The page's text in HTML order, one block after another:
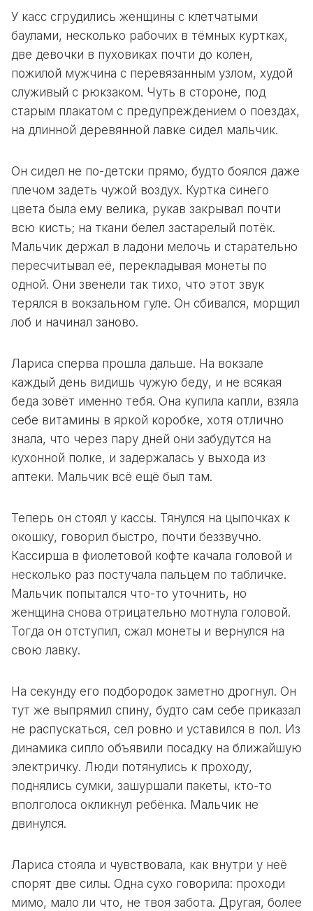
У касс сгрудились женщины с клетчатыми
баулами, несколько рабочих в тёмных куртках,
две девочки в пуховиках почти до колен,
пожилой мужчина с перевязанным узлом, худой
служивый с рюкзаком. Чуть в стороне, под
старым плакатом с предупреждением о поездах,
на длинной деревянной лавке сидел мальчик.
Он сидел не по-детски прямо, будто боялся даже
плечом задеть чужой воздух. Куртка синего
цвета была ему велика, рукав закрывал почти
всю кисть; на ткани белел застарелый потёк.
Мальчик держал в ладони мелочь и старательно
пересчитывал её, перекладывая монеты по
одной. Они звенели так тихо, что этот звук
терялся в вокзальном гуле. Он сбивался, морщил
лоб и начинал заново.
Лариса сперва прошла дальше. На вокзале
каждый день видишь чужую беду, и не всякая
беда зовёт именно тебя. Она купила капли, взяла
себе витамины в яркой коробке, хотя отлично
знала, что через пару дней они забудутся на
кухонной полке, и задержалась у выхода из
аптеки. Мальчик всё ещё был там.
Теперь он стоял у кассы. Тянулся на цыпочках к
окошку, говорил быстро, почти беззвучно.
Кассирша в фиолетовой кофте качала головой и
несколько раз постучала пальцем по табличке.
Мальчик попытался что-то уточнить, но
женщина снова отрицательно мотнула головой.
Тогда он отступил, сжал монеты и вернулся на
свою лавку.
На секунду его подбородок заметно дрогнул. Он
тут же выпрямил спину, будто сам себе приказал
не распускаться, сел ровно и уставился в пол. Из
динамика сипло объявили посадку на ближайшую
электричку. Люди потянулись к проходу,
поднялись сумки, зашуршали пакеты, кто-то
вполголоса окликнул ребёнка. Мальчик не
двинулся.
Лариса стояла и чувствовала, как внутри у неё
спорят две силы. Одна сухо говорила: проходи
мимо, мало ли что, не твоя забота. Другая, более